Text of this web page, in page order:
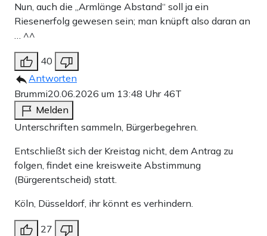
Nun, auch die „Armlänge Abstand“ soll ja ein
Riesenerfolg gewesen sein; man knüpft also daran an
… ^^
40
Antworten
Brummi20.06.2026 um 13:48 Uhr 46T
Melden
Unterschriften sammeln, Bürgerbegehren.
Entschließt sich der Kreistag nicht, dem Antrag zu
folgen, findet eine kreisweite Abstimmung
(Bürgerentscheid) statt.
Köln, Düsseldorf, ihr könnt es verhindern.
27